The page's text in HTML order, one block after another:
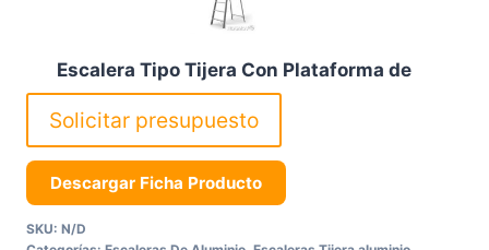
Plataforma
Aluminio
cantidad
Escalera Tipo Tijera Con Plataforma de
Aluminio – 14
Escalera
Tipo
Solicitar presupuesto
Descargar Ficha Producto
SKU: N/D